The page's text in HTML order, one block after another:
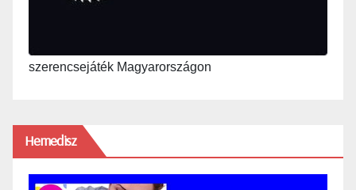
szerencsejáték Magyarországon
Hemedisz